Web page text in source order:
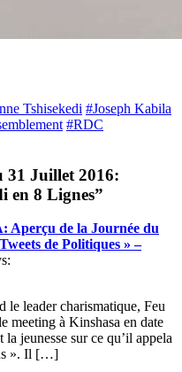
Tshisekedi #Joseph Kabila
#RDC
31 Juillet 2016:
en 8 Lignes”
Aperçu de la Journée du
de Politiques » –
leader charismatique, Feu
meeting à Kinshasa en date
jeunesse sur ce qu’il appela
». Il […]